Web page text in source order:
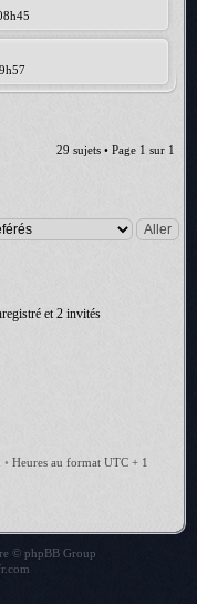
29 sujets • Page 1 sur 1
et 2 invités
• Heures au format UTC + 1
© phpBB Group